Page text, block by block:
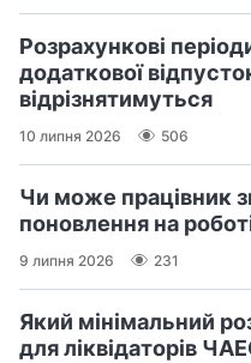
Розрахункові
додаткової
відрізнятимуться
10 липня 2026 506
Чи може працівник
поновлення на
9 липня 2026 231
Який мінімальний
для ліквідаторів